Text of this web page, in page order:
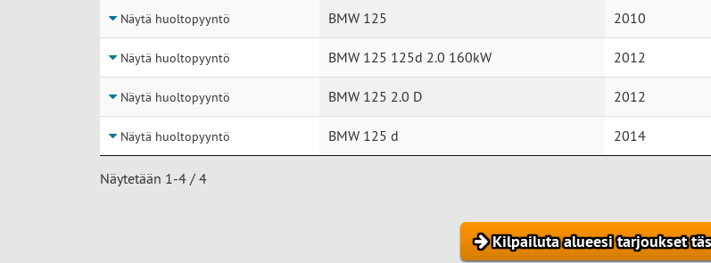
Huolto
Auto Vuosimalli
Näytä huoltopyyntö BMW 125 2010
Näytä huoltopyyntö BMW 125 125d 2.0 160kW 2012
Näytä huoltopyyntö BMW 125 2.0 D 2012
Näytä huoltopyyntö BMW 125 d 2014
Näytetään 1-4 / 4
Kilpailuta alueesi tarjoukset